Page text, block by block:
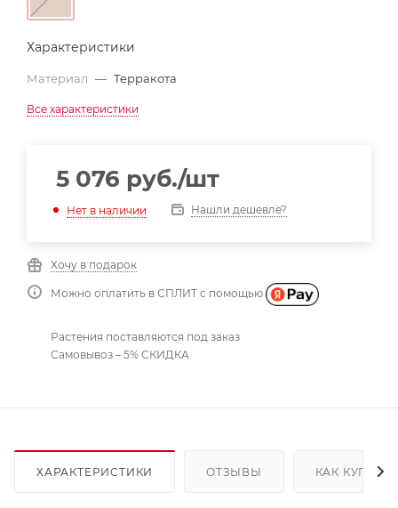
Характеристики
Материал — Терракота
Все характеристики
5 076 руб./шт
Нет в наличии Нашли дешевле?
Хочу в подарок
Можно оплатить в СПЛИТ с помощью
Растения поставляются под заказ
Самовывоз – 5% СКИДКА
ХАРАКТЕРИСТИКИ ОТЗЫВЫ КАК КУПИТЬ